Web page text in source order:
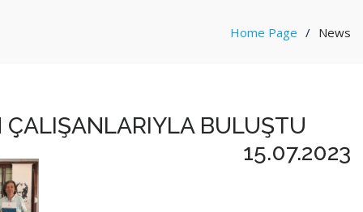
Home Page News
ÇALIŞANLARIYLA BULUŞTU
15.07.2023